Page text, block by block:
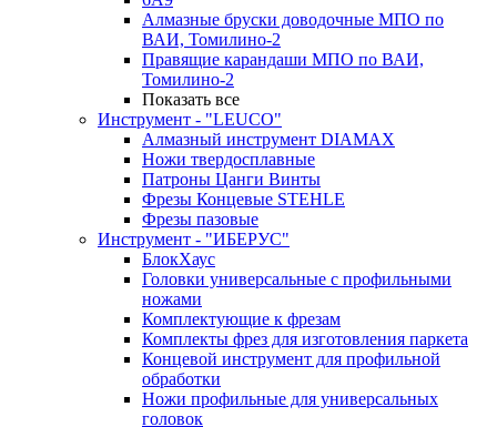
Алмазные бруски доводочные МПО по
ВАИ, Томилино-2
Правящие карандаши МПО по ВАИ,
Томилино-2
Показать все
Инструмент - "LEUCO"
Алмазный инструмент DIAMAX
Ножи твердосплавные
Патроны Цанги Винты
Фрезы Концевые STEHLE
Фрезы пазовые
Инструмент - "ИБЕРУС"
БлокХаус
Головки универсальные с профильными
ножами
Комплектующие к фрезам
Комплекты фрез для изготовления паркета
Концевой инструмент для профильной
обработки
Ножи профильные для универсальных
головок